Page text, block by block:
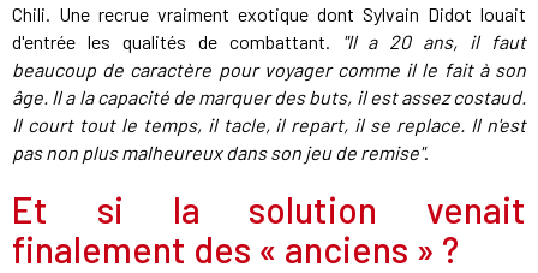
Chili. Une recrue vraiment exotique dont Sylvain Didot louait
d'entrée les qualités de combattant.
"Il a 20 ans, il faut
beaucoup de caractère pour voyager comme il le fait à son
âge. Il a la capacité de marquer des buts, il est assez costaud.
Il court tout le temps, il tacle, il repart, il se replace. Il n'est
pas non plus malheureux dans son jeu de remise".
Et si la solution venait
finalement des « anciens » ?